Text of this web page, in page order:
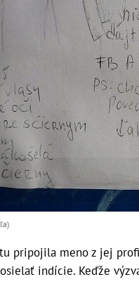
pripojila meno z jej
indície. Keďže